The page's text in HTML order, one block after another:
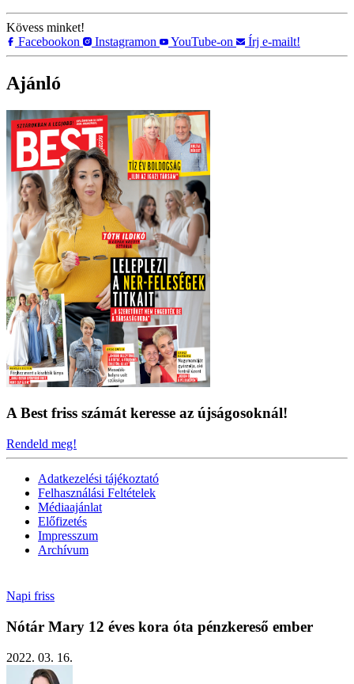
Kövess minket!
Facebookon
Instagramon YouTube-on Írj e-mailt!
Ajánló
A Best friss számát keresse az újságosoknál!
Rendeld meg!
Adatkezelési tájékoztató
Felhasználási Feltételek
Médiaajánlat
Előfizetés
Impresszum
Archívum
Napi friss
Nótár Mary 12 éves kora óta pénzkereső ember
2022. 03. 16.